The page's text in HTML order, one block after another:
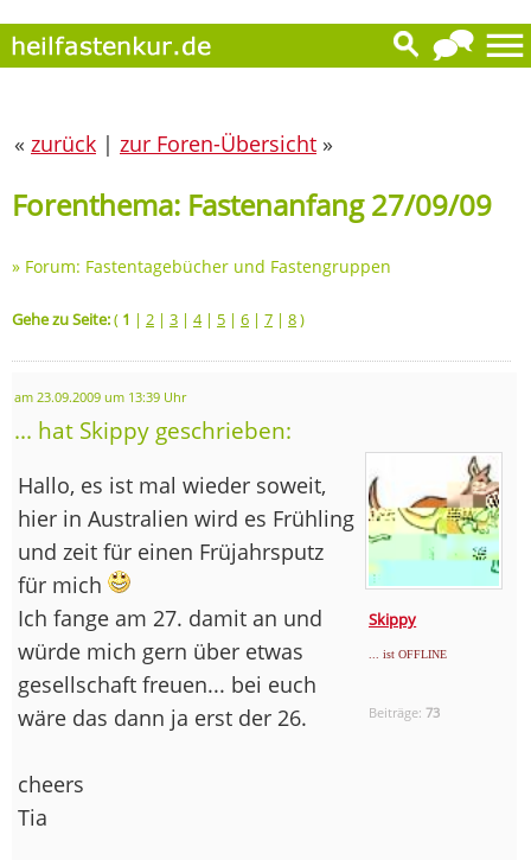
« zurück | zur Foren-Übersicht »
Forenthema: Fastenanfang 27/09/09
» Forum: Fastentagebücher und Fastengruppen
Gehe zu Seite:( 1 | 2 | 3 | 4| 5 | 6 | 7 | 8)
am 23.09.2009 um 13:39 Uhr
... hat Skippy geschrieben:
Skippy
... ist OFFLINE
Beiträge:73
Hallo, es ist mal wieder soweit,
hier in Australien wird es Frühling
und zeit für einen Früjahrsputz
für mich
Ich fange am 27. damit an und
würde mich gern über etwas
gesellschaft freuen... bei euch
wäre das dann ja erst der 26.
cheers
Tia